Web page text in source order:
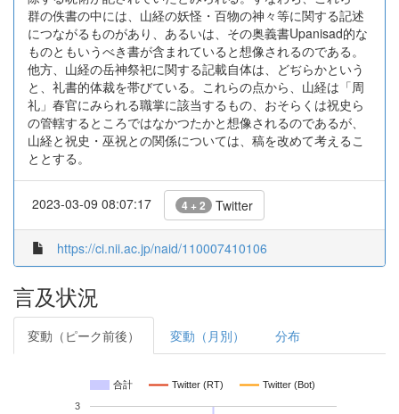
群の佚書の中には、山経の妖怪・百物の神々等に関する記述
につながるものがあり、あるいは、その奥義書Upanisad的な
ものともいうべき書が含まれていると想像されるのである。
他方、山経の岳神祭祀に関する記載自体は、どぢらかという
と、礼書的体裁を帯びている。これらの点から、山経は「周
礼」春官にみられる職掌に該当するもの、おそらくは祝史ら
の管轄するところではなかつたかと想像されるのであるが、
山経と祝史・巫祝との関係については、稿を改めて考えるこ
ととする。
2023-03-09 08:07:17 4 + 2 Twitter
https://ci.nii.ac.jp/naid/110007410106
言及状況
変動（ピーク前後） 変動（月別） 分布
合計 Twitter (RT) Twitter (Bot)
3